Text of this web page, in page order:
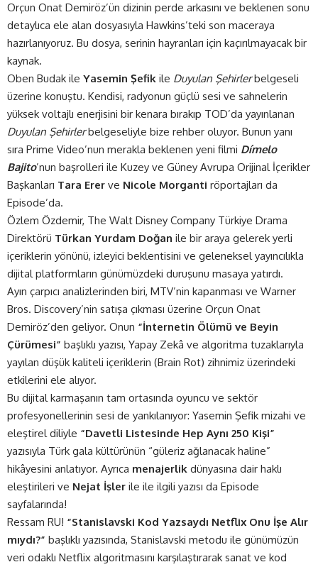
Orçun Onat Demiröz’ün dizinin perde arkasını ve beklenen sonu
detaylıca ele alan dosyasıyla Hawkins’teki son maceraya
hazırlanıyoruz. Bu dosya, serinin hayranları için kaçırılmayacak bir
kaynak.
Oben Budak ile Yasemin Şefik ile Duyulan Şehirlerbelgeseli
üzerine konuştu. Kendisi, radyonun güçlü sesi ve sahnelerin
yüksek voltajlı enerjisini bir kenara bırakıp TOD’da yayınlanan
Duyulan Şehirlerbelgeseliyle bize rehber oluyor. Bunun yanı
sıra Prime Video’nun merakla beklenen yeni filmi Dímelo
Bajito’nun başrolleri ile Kuzey ve Güney Avrupa Orijinal İçerikler
Başkanları Tara Erer ve Nicole Morganti röportajları da
Episode’da.
Özlem Özdemir, The Walt Disney Company Türkiye Drama
Direktörü Türkan Yurdam Doğan ile bir araya gelerek yerli
içeriklerin yönünü, izleyici beklentisini ve geleneksel yayıncılıkla
dijital platformların günümüzdeki duruşunu masaya yatırdı.
Ayın çarpıcı analizlerinden biri, MTV’nin kapanması ve Warner
Bros. Discovery’nin satışa çıkması üzerine Orçun Onat
Demiröz’den geliyor. Onun “İnternetin Ölümü ve Beyin
Çürümesi” başlıklı yazısı, Yapay Zekâ ve algoritma tuzaklarıyla
yayılan düşük kaliteli içeriklerin (Brain Rot) zihnimiz üzerindeki
etkilerini ele alıyor.
Bu dijital karmaşanın tam ortasında oyuncu ve sektör
profesyonellerinin sesi de yankılanıyor: Yasemin Şefik mizahi ve
eleştirel diliyle “Davetli Listesinde Hep Aynı 250 Kişi”
yazısıyla Türk gala kültürünün “güleriz ağlanacak haline”
hikâyesini anlatıyor. Ayrıca menajerlik dünyasına dair haklı
eleştirileri ve Nejat İşler ile ile ilgili yazısı da Episode
sayfalarında!
Ressam RU! “Stanislavski Kod Yazsaydı Netflix Onu İşe Alır
mıydı?” başlıklı yazısında, Stanislavski metodu ile günümüzün
veri odaklı Netflix algoritmasını karşılaştırarak sanat ve kod